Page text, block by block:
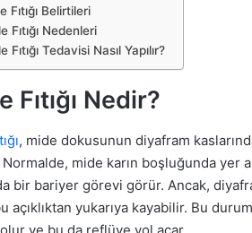
Fıtığı Belirtileri
Fıtığı Nedenleri
Fıtığı Tedavisi Nasıl Yapılır?
Fıtığı Nedir?
, mide dokusunun diyafram
mide karın boşluğunda yer
bir bariyer görevi görür. Ancak,
açıklıktan yukarıya kayabilir. Bu
ve bu da reflüye yol açar.